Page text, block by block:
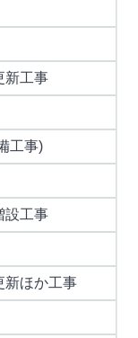
新工事
工事)
設工事
新ほか工事